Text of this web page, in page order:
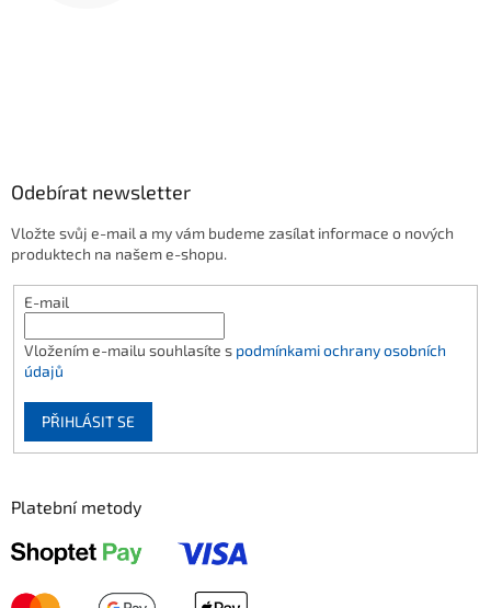
Odebírat newsletter
Vložte svůj e-mail a my vám budeme zasílat informace o nových
produktech na našem e-shopu.
E-mail
Vložením e-mailu souhlasíte s podmínkami ochrany osobních
údajů
PŘIHLÁSIT SE
Platební metody